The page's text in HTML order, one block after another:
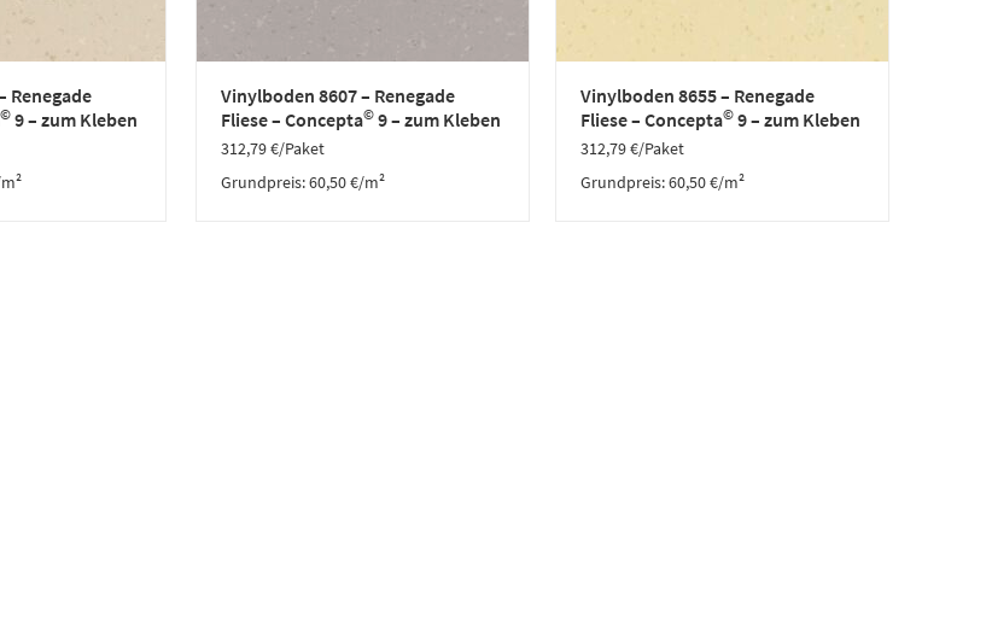
Renegade
© 9 – zum Kleben
m²
Vinylboden 8607 – Renegade
Fliese – Concepta©9 – zum Kleben
312,79€/Paket
Grundpreis:60,50€/m²
Vinylboden 8655 – Renegade
Fliese – Concepta© 9 – zum Kleben
312,79€/Paket
Grundpreis:60,50€/m²